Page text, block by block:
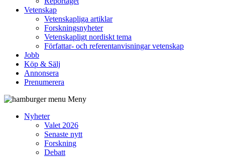
Vetenskap
Vetenskapliga artiklar
Forskningsnyheter
Vetenskapligt nordiskt tema
Författar- och referentanvisningar vetenskap
Jobb
Köp & Sälj
Annonsera
Prenumerera
Meny
Nyheter
Valet 2026
Senaste nytt
Forskning
Debatt